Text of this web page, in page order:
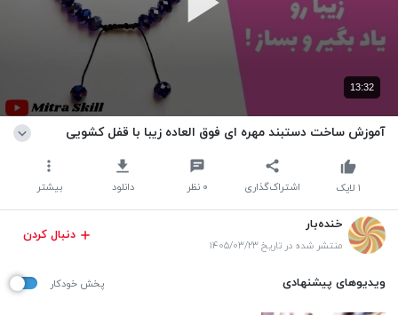
13:32
آموزش ساخت دستبند مهره ای فوق العاده زیبا با قفل کشویی
اشتراک‌گذاری ۰ نظر دانلود بیشتر ۱ لایک
خنده‌بار
منتشر شده در تاریخ ۱۴۰۵/۰۳/۲۳
دنبال کردن
ویدیوهای پیشنهادی پخش خودکار